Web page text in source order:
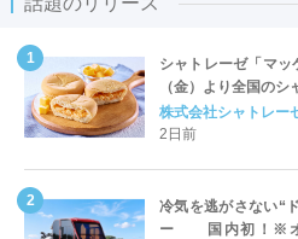
シャトレーゼ「マッ
（金）より全国の
株式会社シャトレー
2日前
冷気を逃がさない“
ー 国内初！※オ